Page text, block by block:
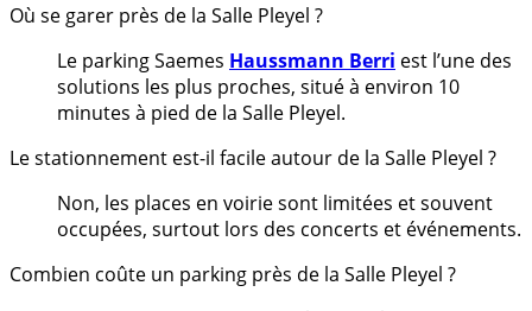
Où se garer près de la Salle Pleyel ?
Le parking Saemes Haussmann Berri est l’une des
solutions les plus proches, situé à environ 10
minutes à pied de la Salle Pleyel.
Le stationnement est-il facile autour de la Salle Pleyel ?
Non, les places en voirie sont limitées et souvent
occupées, surtout lors des concerts et événements.
Combien coûte un parking près de la Salle Pleyel ?